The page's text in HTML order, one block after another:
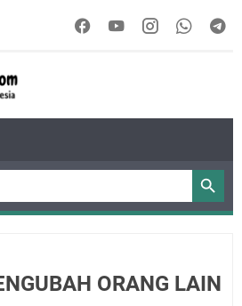
ORANG LAIN